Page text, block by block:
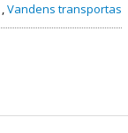
,Vandens transportas